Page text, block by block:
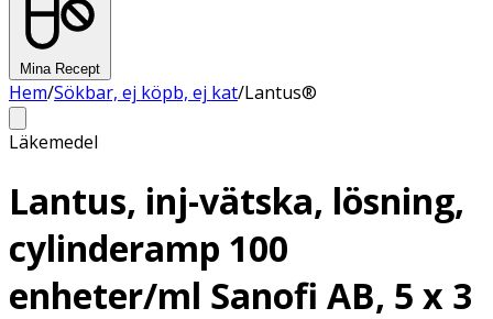
Mina Recept
Hem/Sökbar, ej köpb, ej kat/Lantus®
Läkemedel
Lantus, inj-vätska, lösning,
cylinderamp 100
enheter/ml Sanofi AB, 5 x 3